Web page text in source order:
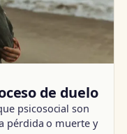
de duelo
psicosocial son
pérdida o muerte y